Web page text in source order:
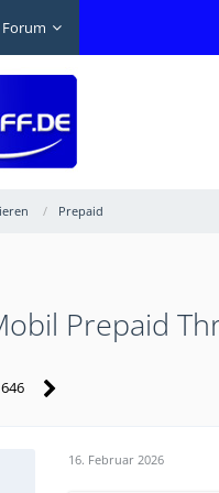
Forum
Prepaid
Prepaid
646
16. Februar 2026